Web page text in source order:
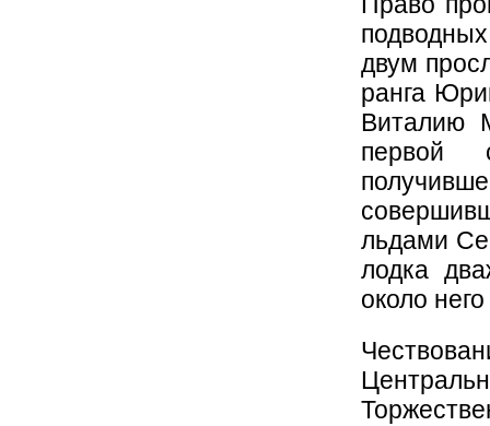
двум
ранга
Виталию
первой
льдами
лодка
около